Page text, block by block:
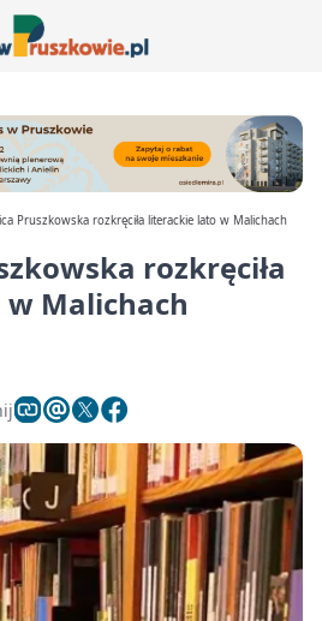
Pruszkowska rozkręciła literackie lato w Malichach
rozkręciła
Malichach